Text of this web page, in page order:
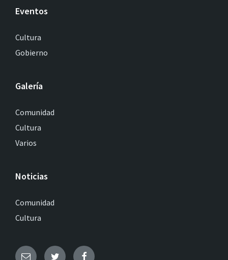
Eventos
Cultura
Gobierno
Galería
Comunidad
Cultura
Varios
Noticias
Comunidad
Cultura